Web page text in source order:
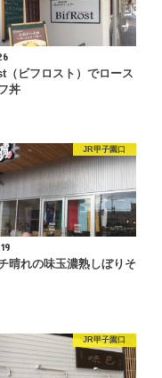
（ビフロスト）でロース
丼
JR甲子園口
晴れの味玉濃熟しぼりそ
JR甲子園口